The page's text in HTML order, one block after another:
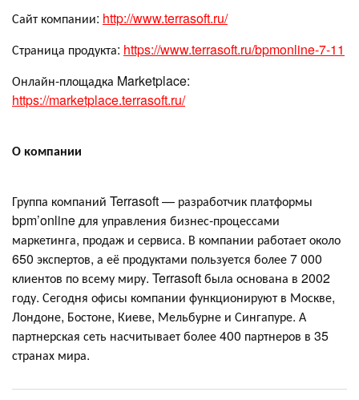
Сайт компании: http://www.terrasoft.ru/
Страница продукта: https://www.terrasoft.ru/bpmonline-7-11
Онлайн-площадка Marketplace:
https://marketplace.terrasoft.ru/
О компании
Группа компаний Terrasoft — разработчик платформы
bpm’online для управления бизнес-процессами
маркетинга, продаж и сервиса. В компании работает около
650 экспертов, а её продуктами пользуется более 7 000
клиентов по всему миру. Terrasoft была основана в 2002
году. Сегодня офисы компании функционируют в Москве,
Лондоне, Бостоне, Киеве, Мельбурне и Сингапуре. А
партнерская сеть насчитывает более 400 партнеров в 35
странах мира.